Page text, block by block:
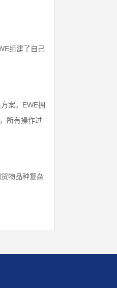
组建了自己
案。EWE拥
所有操作过
物品种复杂